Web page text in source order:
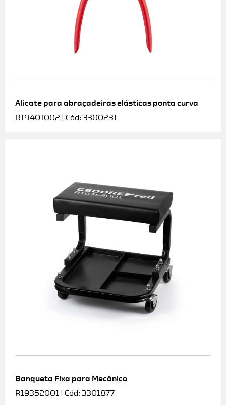
Alicate para abraçadeiras elásticas ponta curva
R19401002 | Cód: 3300231
Banqueta Fixa para Mecânico
R19352001 | Cód: 3301877